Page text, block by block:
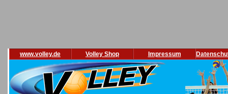
www.volley.de Volley Shop Impressum